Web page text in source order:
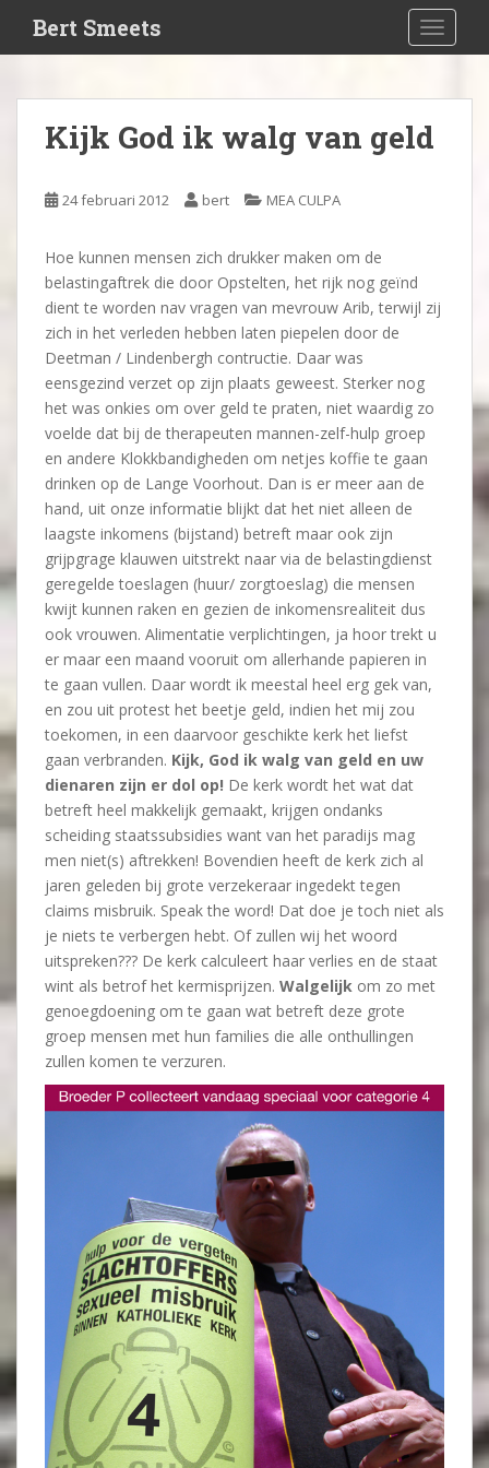
i
Bert Smeets
Kijk God ik walg van geld
24 februari 2012 bert MEA CULPA
Hoe kunnen mensen zich drukker maken om de
belastingaftrek die door Opstelten, het rijk nog geïnd
dient te worden nav vragen van mevrouw Arib, terwijl zij
zich in het verleden hebben laten piepelen door de
Deetman / Lindenbergh contructie. Daar was
eensgezind verzet op zijn plaats geweest. Sterker nog
het was onkies om over geld te praten, niet waardig zo
voelde dat bij de therapeuten mannen-zelf-hulp groep
en andere Klokkbandigheden om netjes koffie te gaan
drinken op de Lange Voorhout. Dan is er meer aan de
hand, uit onze informatie blijkt dat het niet alleen de
laagste inkomens (bijstand) betreft maar ook zijn
grijpgrage klauwen uitstrekt naar via de belastingdienst
geregelde toeslagen (huur/ zorgtoeslag) die mensen
kwijt kunnen raken en gezien de inkomensrealiteit dus
ook vrouwen. Alimentatie verplichtingen, ja hoor trekt u
er maar een maand vooruit om allerhande papieren in
te gaan vullen. Daar wordt ik meestal heel erg gek van,
en zou uit protest het beetje geld, indien het mij zou
toekomen, in een daarvoor geschikte kerk het liefst
gaan verbranden. Kijk, God ik walg van geld en uw
dienaren zijn er dol op! De kerk wordt het wat dat
betreft heel makkelijk gemaakt, krijgen ondanks
scheiding staatssubsidies want van het paradijs mag
men niet(s) aftrekken! Bovendien heeft de kerk zich al
jaren geleden bij grote verzekeraar ingedekt tegen
claims misbruik. Speak the word! Dat doe je toch niet als
je niets te verbergen hebt. Of zullen wij het woord
uitspreken??? De kerk calculeert haar verlies en de staat
wint als betrof het kermisprijzen. Walgelijk om zo met
genoegdoening om te gaan wat betreft deze grote
groep mensen met hun families die alle onthullingen
zullen komen te verzuren.